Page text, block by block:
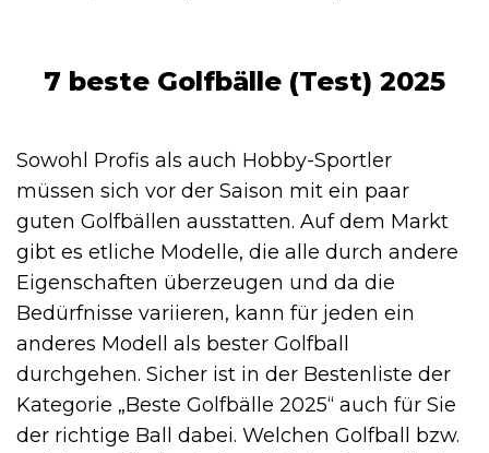
7 beste Golfbälle (Test) 2025
Sowohl Profis als auch Hobby-Sportler
müssen sich vor der Saison mit ein paar
guten Golfbällen ausstatten. Auf dem Markt
gibt es etliche Modelle, die alle durch andere
Eigenschaften überzeugen und da die
Bedürfnisse variieren, kann für jeden ein
anderes Modell als bester Golfball
durchgehen. Sicher ist in der Bestenliste der
Kategorie „Beste Golfbälle 2025“ auch für Sie
der richtige Ball dabei. Welchen Golfball bzw.